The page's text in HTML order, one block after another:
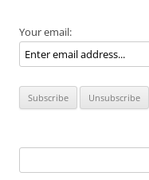
Your email:
nach: